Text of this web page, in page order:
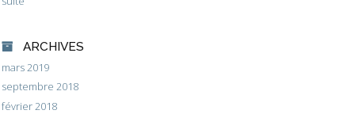
ARCHIVES
mars 2019
septembre 2018
février 2018